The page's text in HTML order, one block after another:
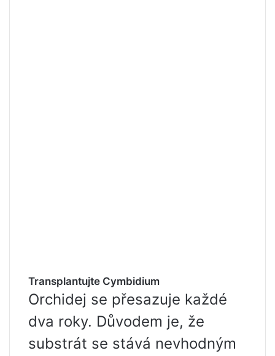
Transplantujte Cymbidium
Orchidej se přesazuje každé
dva roky. Důvodem je, že
substrát se stává nevhodným